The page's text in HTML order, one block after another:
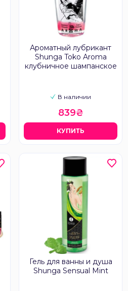
Ароматный лубрикант
Shunga Toko Aroma
клубничное шампанское
В наличии
839₴
КУПИТЬ
Гель для ванны и душа
Shunga Sensual Mint